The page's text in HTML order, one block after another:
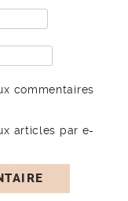
commentaires
articles par e-